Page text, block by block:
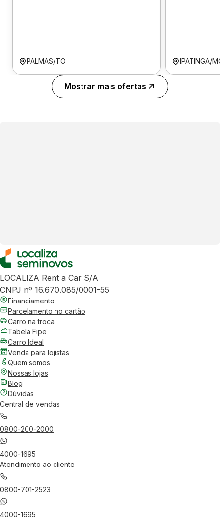
PALMAS/TO IPATINGA/
Mostrar mais ofertas
LOCALIZA Rent a Car S/A
CNPJ nº 16.670.085/0001-55
Financiamento
Parcelamento no cartão
Carro na troca
Tabela Fipe
Carro Ideal
Venda para lojistas
Quem somos
Nossas lojas
Blog
Dúvidas
Central de vendas
0800-200-2000
4000-1695
Atendimento ao cliente
0800-701-2523
4000-1695